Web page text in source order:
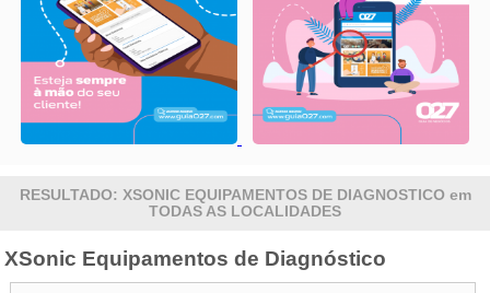
RESULTADO: XSONIC EQUIPAMENTOS DE DIAGNOSTICO em
TODAS AS LOCALIDADES
XSonic Equipamentos de Diagnóstico